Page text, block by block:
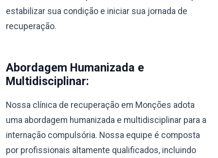
estabilizar sua condição e iniciar sua jornada de
recuperação.
Abordagem Humanizada e
Multidisciplinar:
Nossa clínica de recuperação em Monções adota
uma abordagem humanizada e multidisciplinar para a
internação compulsória. Nossa equipe é composta
por profissionais altamente qualificados, incluindo